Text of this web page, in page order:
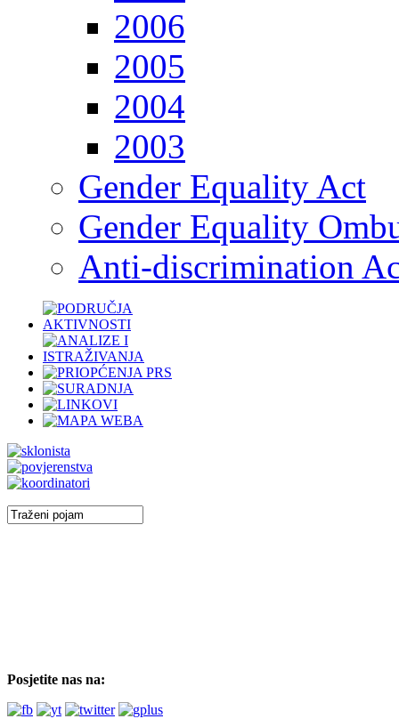
2006
2005
2004
2003
Gender Equality Act
Gender Equality
Anti-discrimination
Posjetite nas na: